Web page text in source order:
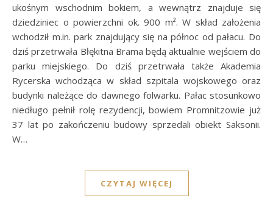
ukośnym wschodnim bokiem, a wewnątrz znajduje się
dziedziniec o powierzchni ok. 900 m². W skład założenia
wchodził m.in. park znajdujący się na północ od pałacu. Do
dziś przetrwała Błękitna Brama będą aktualnie wejściem do
parku miejskiego. Do dziś przetrwała także Akademia
Rycerska wchodząca w skład szpitala wojskowego oraz
budynki należące do dawnego folwarku. Pałac stosunkowo
niedługo pełnił rolę rezydencji, bowiem Promnitzowie już
37 lat po zakończeniu budowy sprzedali obiekt Saksonii.
W…
CZYTAJ WIĘCEJ